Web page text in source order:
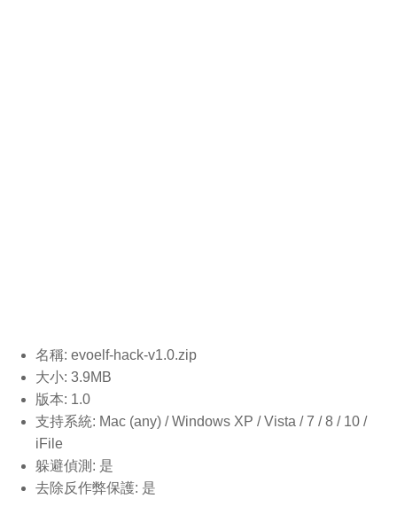
名稱: evoelf-hack-v1.0.zip
大小: 3.9MB
版本: 1.0
支持系統: Mac (any) / Windows XP / Vista / 7 / 8 / 10 /
iFile
躲避偵測: 是
去除反作弊保護: 是